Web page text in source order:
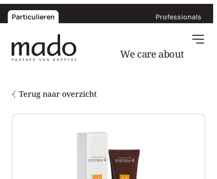
Particulieren Professionals
We care about
Terug naar overzicht